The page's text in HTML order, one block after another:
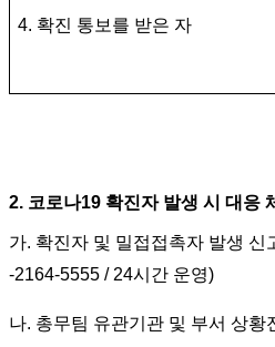
4. 확진 통보를 받은 자
2. 코로나19 확진자 발생 시 대응
가. 확진자 및 밀접접촉자 발생 신
-2164-5555 / 24시간 운영)
나. 총무팀 유관기관 및 부서 상황